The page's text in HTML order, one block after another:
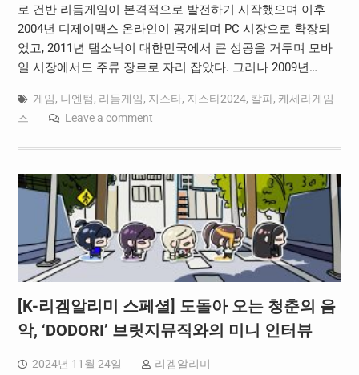
로 건반 리듬게임이 본격적으로 발전하기 시작했으며 이후
2004년 디제이맥스 온라인이 공개되며 PC 시장으로 확장되
었고, 2011년 탭소닉이 대한민국에서 큰 성공을 거두며 모바
일 시장에서도 주류 장르로 자리 잡았다. 그러나 2009년…
게임, 니엔텀, 리듬게임, 지스타, 지스타2024, 칼파, 케세라게임
즈
Leave a comment
[K-리겜알리미 스페셜] 도돌아 오는 청춘의 음
악, ‘DODORI’ 브릿지뮤직와의 미니 인터뷰
2024년 11월 24일
리겜알리미